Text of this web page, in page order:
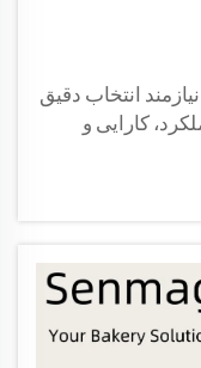
انتخاب دقیق
کارایی و
کنفیسورهای
و اساس